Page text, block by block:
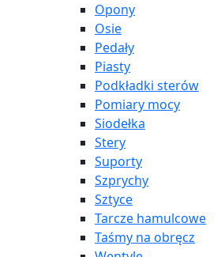
Opony
Osie
Pedały
Piasty
Podkładki sterów
Pomiary mocy
Siodełka
Stery
Suporty
Szprychy
Sztyce
Tarcze hamulcowe
Taśmy na obręcz